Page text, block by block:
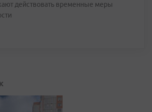
действовать временные меры